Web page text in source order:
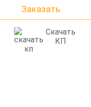
Заказать
Скачать
КП